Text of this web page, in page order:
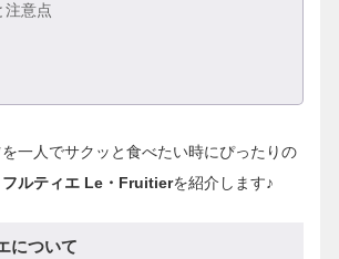
注意点
一人でサクッと食べたい時にぴったりの
フルティエ Le・Fruitierを紹介します♪
について